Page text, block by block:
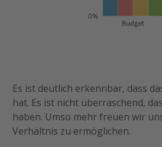
Es ist deutlich erkennbar, dass
hat. Es ist nicht überraschend,
haben. Umso mehr freuen wir
Verhältnis zu ermöglichen.